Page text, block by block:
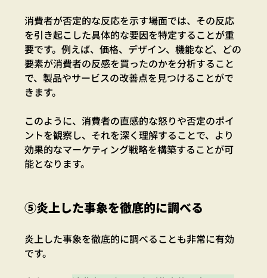
消費者が否定的な反応を示す場面では、その反応
を引き起こした具体的な要因を特定することが重
要です。例えば、価格、デザイン、機能など、どの
要素が消費者の反感を買ったのかを分析すること
で、製品やサービスの改善点を見つけることがで
きます。
このように、消費者の直感的な怒りや否定のポイ
ントを観察し、それを深く理解することで、より
効果的なマーケティング戦略を構築することが可
能となります。
⑤炎上した事象を徹底的に調べる
炎上した事象を徹底的に調べることも非常に有効
です。